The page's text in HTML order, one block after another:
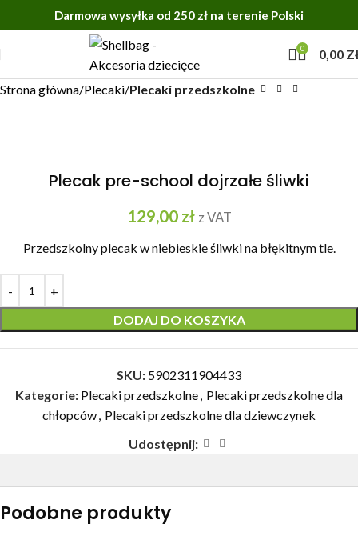
Darmowa wysyłka od 250 zł na terenie Polski
0 0,00
Strona główna Plecaki Plecaki przedszkolne
Plecak pre-school dojrzałe śliwki
129,00 zł z VAT
Przedszkolny plecak w niebieskie śliwki na błękitnym tle.
DODAJ DO KOSZYKA
SKU: 5902311904433
Kategorie: Plecaki przedszkolne, Plecaki przedszkolne dla
chłopców, Plecaki przedszkolne dla dziewczynek
Udostępnij:
Podobne produkty